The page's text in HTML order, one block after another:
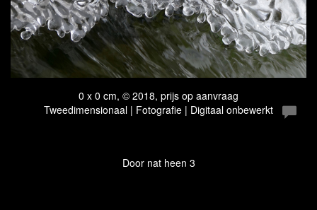
0 x 0 cm, © 2018, prijs op aanvraag
Tweedimensionaal | Fotografie | Digitaal onbewerkt
Door nat heen 3